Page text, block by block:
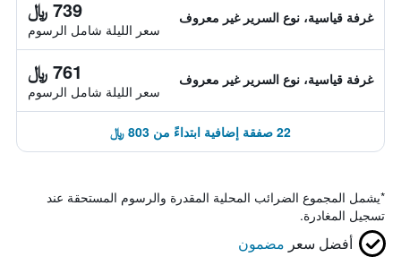
غرفة قياسية، نوع السرير غير معروف 739 ﷼
سعر الليلة شامل الرسوم
غرفة قياسية، نوع السرير غير معروف 761 ﷼
سعر الليلة شامل الرسوم
22 صفقة إضافية ابتداءً من 803 ﷼
*يشمل المجموع الضرائب المحلية المقدرة والرسوم المستحقة عند
تسجيل المغادرة.
أفضل سعر مضمون